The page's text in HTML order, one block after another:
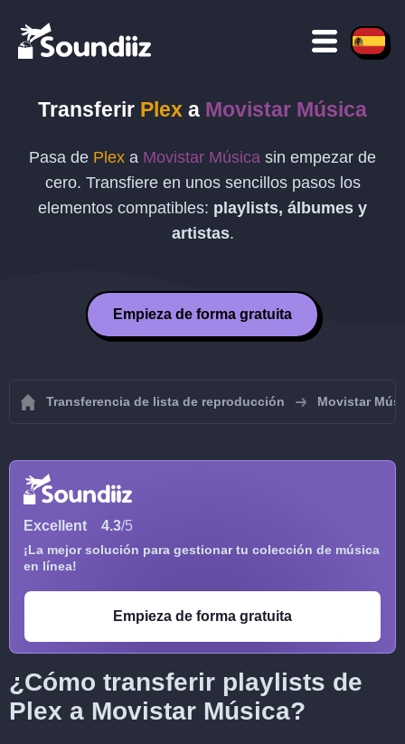
Transferir Plex a Movistar Música
Pasa de Plex a Movistar Música sin empezar de
cero. Transfiere en unos sencillos pasos los
elementos compatibles: playlists, álbumes y
artistas.
Empieza de forma gratuita
Transferencia de lista de reproducción Movistar
Excellent 4.3/5
¡La mejor solución para gestionar tu colección de música
en línea!
Empieza de forma gratuita
¿Cómo transferir playlists de
Plex a Movistar Música?